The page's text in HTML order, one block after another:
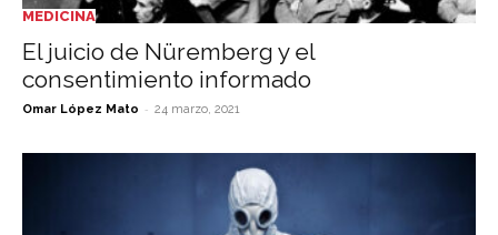
MEDICINA
El juicio de Nüremberg y el
consentimiento informado
Omar López Mato - 24 marzo, 2021